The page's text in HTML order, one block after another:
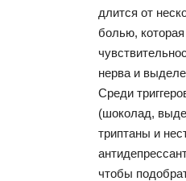
длится от
болью,
нерва и
Среди
(шоколад,
триптаны и
чтобы